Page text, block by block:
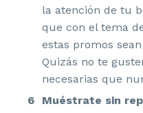
la atención de tu
que con el tema
estas promos
Quizás no te
necesarias que
Muéstrate sin